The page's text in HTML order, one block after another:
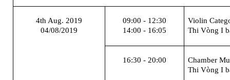
4th Aug. 2019
04/08/2019
09:00- 12:30
14:00- 16:05
Violin
Thi Vòng I
16:30 - 20:00
Chamber
Thi Vòng I